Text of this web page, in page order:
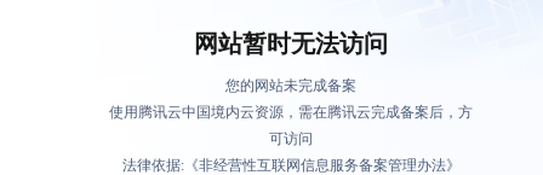
网站暂时无法访问
您的网站未完成备案
使用腾讯云中国境内云资源，需在腾讯云完成备案后，方
可访问
法律依据:《非经营性互联网信息服务备案管理办法》